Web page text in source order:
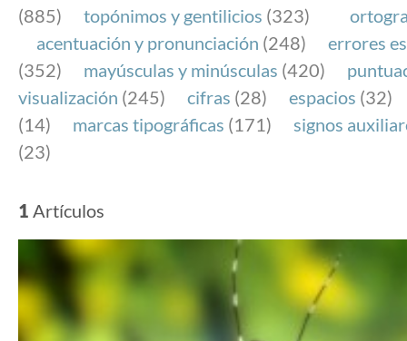
(885)
topónimos y gentilicios (323)
acentuación y pronunciación (248)
errores
(352)
mayúsculas y minúsculas (420)
visualización (245) cifras (28) espacios (32)
(14)
marcas tipográficas (171)
signos
(23)
1 Artículos